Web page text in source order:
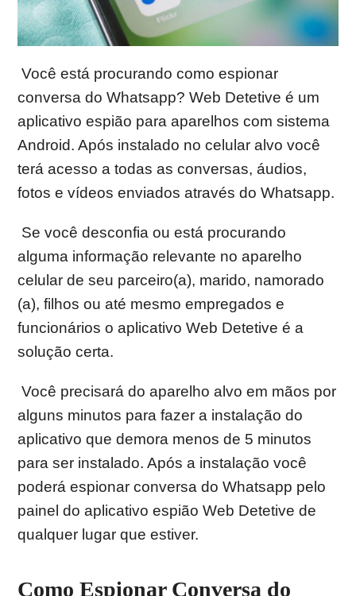
Você está procurando como espionar
conversa do Whatsapp? Web Detetive é um
aplicativo espião para aparelhos com sistema
Android. Após instalado no celular alvo você
terá acesso a todas as conversas, áudios,
fotos e vídeos enviados através do Whatsapp.
Se você desconfia ou está procurando
alguma informação relevante no aparelho
celular de seu parceiro(a), marido, namorado
(a), filhos ou até mesmo empregados e
funcionários o aplicativo Web Detetive é a
solução certa.
Você precisará do aparelho alvo em mãos por
alguns minutos para fazer a instalação do
aplicativo que demora menos de 5 minutos
para ser instalado. Após a instalação você
poderá espionar conversa do Whatsapp pelo
painel do aplicativo espião Web Detetive de
qualquer lugar que estiver.
Como Espionar Conversa do